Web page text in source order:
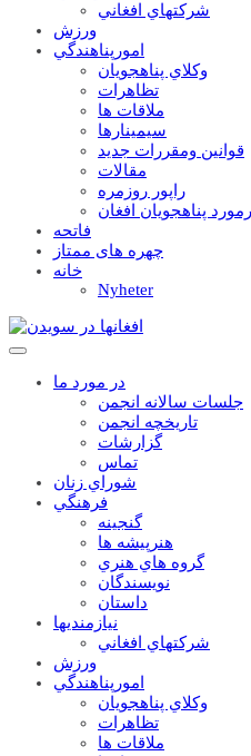
شرکتهاي افغاني
ورزش
امورپناهندگي
وکلاي پناهجويان
تظاهرات
ملاقات ها
سيمينارها
قوانين ومقررات جديد
مقالات
راپور روزمره
پناهجويان افغان
فاتحه
چهره های ممتاز
خانه
Nyheter
در مورد ما
جلسات سالانه انجمن
تاریخچه انجمن
گزارشات
تماس
شوراي زنان
فرهنگي
گنجينه
هنرپيشه ها
گروه هاي هنري
نويسندگان
داستان
نيازمنديها
شرکتهاي افغاني
ورزش
امورپناهندگي
وکلاي پناهجويان
تظاهرات
ملاقات ها